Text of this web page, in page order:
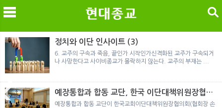
메 검
정치와 이단 인사이트 (3)
6. 교주의 구속과 죽음, 끝인가 시작인가신격화된 교주가 구속되거
나 사망한다고 사이비종교가 몰락하지 않는다. 교주의 부재는 ...
예장통합과 합동 교단, 한국 이단대책위원장협의
회 탈퇴
예장통합과 합동 교단이 한국교회이단대책위원장협의회(협회장 손